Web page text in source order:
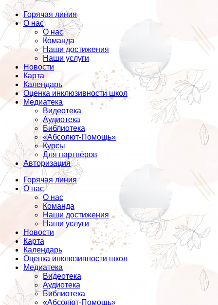
Горячая линия
О нас
О нас
Команда
Наши достижения
Наши услуги
Новости
Карта
Календарь
Оценка инклюзивности школ
Медиатека
Видеотека
Аудиотека
Библиотека
«Абсолют-Помощь»
Курсы
Для партнёров
Авторизация
Горячая линия
О нас
О нас
Команда
Наши достижения
Наши услуги
Новости
Карта
Календарь
Оценка инклюзивности школ
Медиатека
Видеотека
Аудиотека
Библиотека
«Абсолют-Помощь»